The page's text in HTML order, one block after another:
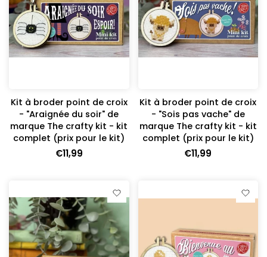
Kit à broder point de croix
- "Araignée du soir" de
marque The crafty kit - kit
complet (prix pour le kit)
€11,99
Kit à broder point de croix
- "Sois pas vache" de
marque The crafty kit - kit
complet (prix pour le kit)
€11,99